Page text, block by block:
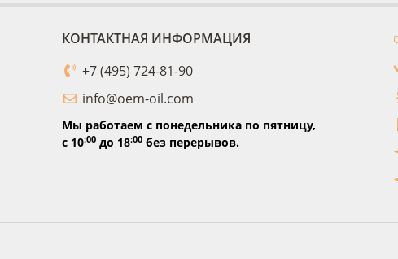
КОНТАКТНАЯ ИНФОРМАЦИЯ
+7 (495) 724-81-90
info@oem-oil.com
Мы работаем с понедельника по пятницу,
с 10:00до 18:00без перерывов.